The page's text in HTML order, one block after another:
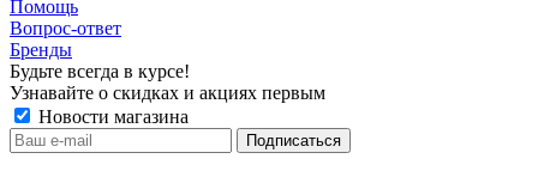
Помощь
Вопрос-ответ
Бренды
Будьте всегда в курсе!
Узнавайте о скидках и акциях первым
Новости магазина